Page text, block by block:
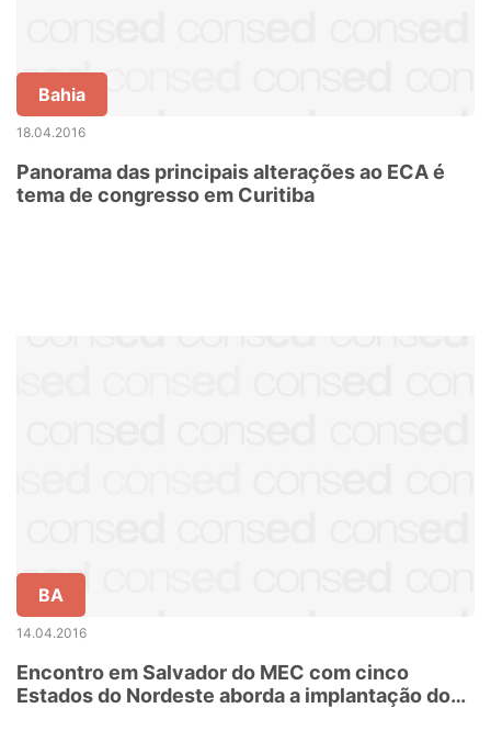
Bahia
18.04.2016
Panorama das principais alterações ao ECA é
tema de congresso em Curitiba
BA
14.04.2016
Encontro em Salvador do MEC com cinco
Estados do Nordeste aborda a implantação dos